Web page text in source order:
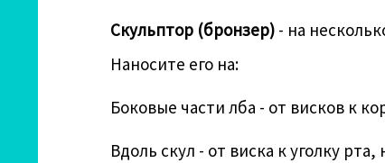
Скульптор (бронзер) - на
Наносите его на:
Боковые части лба - от висков к
Вдоль скул - от виска к уголку